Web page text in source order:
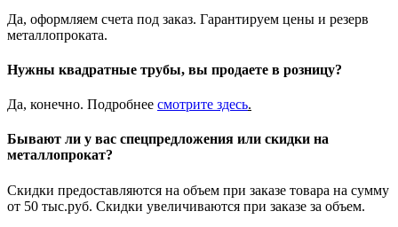
Да, оформляем счета под заказ. Гарантируем цены и резерв
металлопроката.
Нужны квадратные трубы, вы продаете в розницу?
Да, конечно. Подробнее смотрите здесь.
Бывают ли у вас спецпредложения или скидки на
металлопрокат?
Скидки предоставляются на объем при заказе товара на сумму
от 50 тыс.руб. Скидки увеличиваются при заказе за объем.